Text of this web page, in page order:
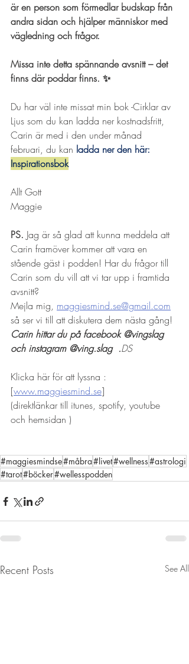
är en person som förmedlar budskap från
andra sidan och hjälper människor med
vägledning och frågor.
Missa inte detta spännande avsnitt – det
finns där poddar finns. ✨
Du har väl inte missat min bok -Cirklar av
Ljus som du kan ladda ner kostnadsfritt,
Carin är med i den under månad
februari, du kan ladda ner den här:
Inspirationsbok
Allt Gott
Maggie
PS. Jag är så glad att kunna meddela att
Carin framöver kommer att vara en
stående gäst i podden! Har du frågor till
Carin som du vill att vi tar upp i framtida
avsnitt?
Mejla mig, maggiesmind.se@gmail.com
så ser vi till att diskutera dem nästa gång!
Carin hittar du på facebook @vingslag
och instagram @ving.slag  .DS
Klicka här för att lyssna :
[www.maggiesmind.se]
(direktlänkar till itunes, spotify, youtube
och hemsidan )
#maggiesmindse#måbra#livet#wellness#astrologi
#tarot#böcker#wellesspodden
Recent Posts See All